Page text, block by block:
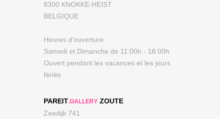
8300 KNOKKE-HEIST
BELGIQUE
Heures d'ouverture:
Samedi et Dimanche de 11:00h - 18:00h
Ouvert pendant les vacances et les jours
fériés
PAREIT.GALLERY ZOUTE
Zeedijk 741